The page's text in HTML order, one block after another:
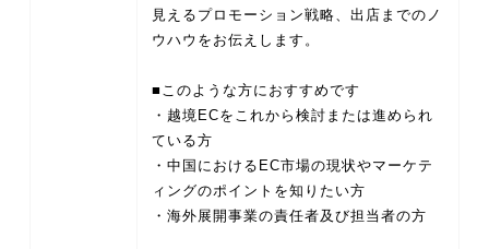
見えるプロモーション戦略、出店までのノ
ウハウをお伝えします。
■このような方におすすめです
・越境ECをこれから検討または進められ
ている方
・中国におけるEC市場の現状やマーケテ
ィングのポイントを知りたい方
・海外展開事業の責任者及び担当者の方